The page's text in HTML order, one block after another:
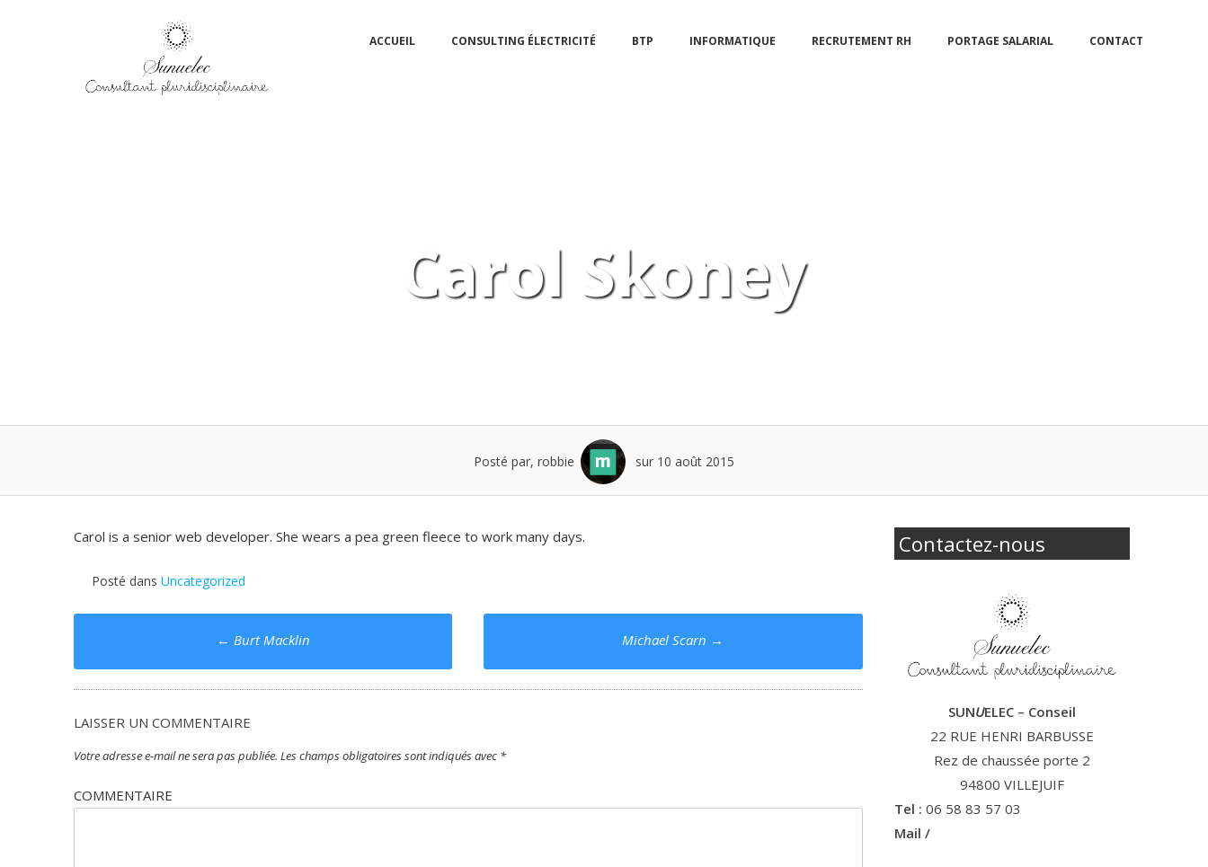
ACCUEIL CONSULTING ÉLECTRICITÉ BTP INFORMATIQUE RECRUTEMENT RH PORTAGE SALARIAL CONTACT
Carol Skoney
Posté par, robbie sur 10 août 2015
Carol is a senior web developer. She wears a pea green fleece to work many days.
Posté dans Uncategorized
Poste
navigation
← Burt Macklin Michael Scarn →
LAISSER UN COMMENTAIRE
Votre adresse e-mail ne sera pas publiée. Les champs obligatoires sont indiqués avec *
COMMENTAIRE
Contactez-nous
SUNUELEC – Conseil
22 RUE HENRI BARBUSSE
Rez de chaussée porte 2
94800 VILLEJUIF
Tel : 06 58 83 57 03
Mail /